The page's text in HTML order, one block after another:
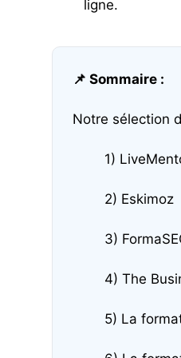
ligne.
📌 Sommaire :
Notre sélection
1)
2) Eskimoz
3)
4) The
5) La